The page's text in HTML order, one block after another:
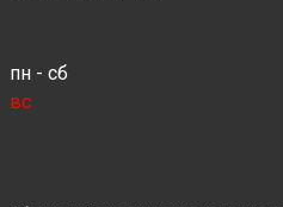
пн - сб
вс